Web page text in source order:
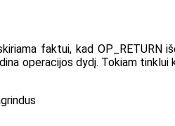
faktui, kad
operacijos dydį. Tokiam